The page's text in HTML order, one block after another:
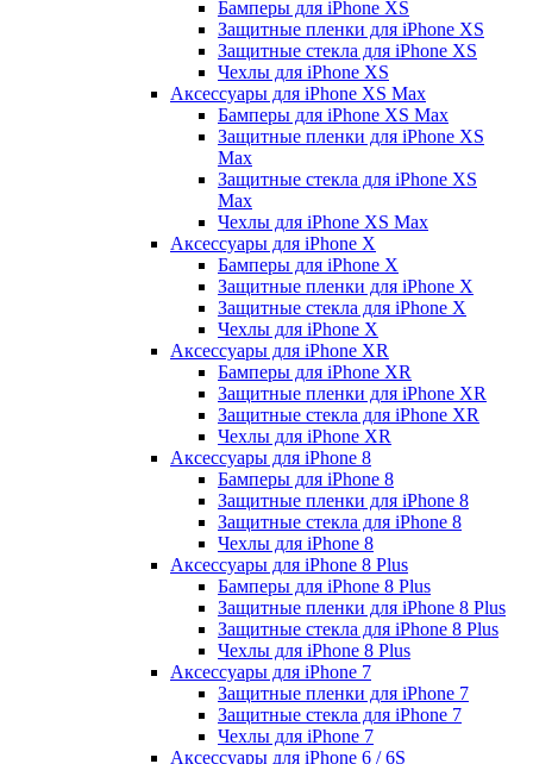
Бамперы для iPhone ХS
Защитные пленки для iPhone ХS
Защитные стекла для iPhone ХS
Чехлы для iPhone ХS
Аксессуары для iPhone ХS Max
Бамперы для iPhone XS Max
Защитные пленки для iPhone XS
Max
Защитные стекла для iPhone XS
Max
Чехлы для iPhone XS Max
Аксессуары для iPhone X
Бамперы для iPhone X
Защитные пленки для iPhone X
Защитные стекла для iPhone X
Чехлы для iPhone X
Аксессуары для iPhone XR
Бамперы для iPhone XR
Защитные пленки для iPhone XR
Защитные стекла для iPhone XR
Чехлы для iPhone XR
Аксессуары для iPhone 8
Бамперы для iPhone 8
Защитные пленки для iPhone 8
Защитные стекла для iPhone 8
Чехлы для iPhone 8
Аксессуары для iPhone 8 Plus
Бамперы для iPhone 8 Plus
Защитные пленки для iPhone 8 Plus
Защитные стекла для iPhone 8 Plus
Чехлы для iPhone 8 Plus
Аксессуары для iPhone 7
Защитные пленки для iPhone 7
Защитные стекла для iPhone 7
Чехлы для iPhone 7
Аксессуары для iPhone 6 / 6S